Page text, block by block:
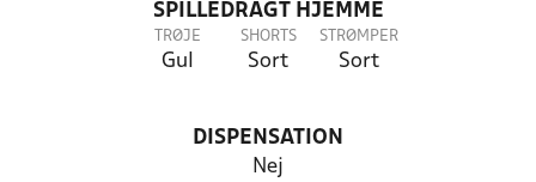
SPILLEDRAGT HJEMME
TRØJE
Gul
SHORTS
Sort
STRØMPER
Sort
DISPENSATION
Nej